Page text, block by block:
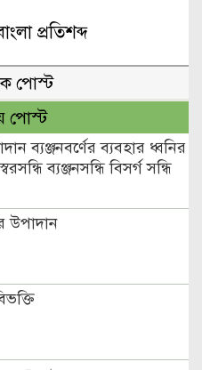
প্রতিশব্দ
পোস্ট
পোস্ট
ব্যঞ্জনবর্ণের ব্যবহার ধ্বনির
ব্যঞ্জনসন্ধি বিসর্গ সন্ধি
উপাদান